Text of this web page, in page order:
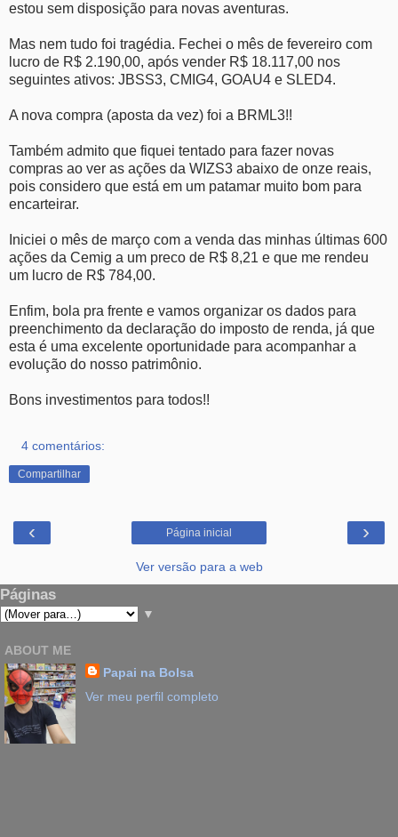
estou sem disposição para novas aventuras.
Mas nem tudo foi tragédia. Fechei o mês de fevereiro com
lucro de R$ 2.190,00, após vender R$ 18.117,00 nos
seguintes ativos: JBSS3, CMIG4, GOAU4 e SLED4.
A nova compra (aposta da vez) foi a BRML3!!
Também admito que fiquei tentado para fazer novas
compras ao ver as ações da WIZS3 abaixo de onze reais,
pois considero que está em um patamar muito bom para
encarteirar.
Iniciei o mês de março com a venda das minhas últimas 600
ações da Cemig a um preco de R$ 8,21 e que me rendeu
um lucro de R$ 784,00.
Enfim, bola pra frente e vamos organizar os dados para
preenchimento da declaração do imposto de renda, já que
esta é uma excelente oportunidade para acompanhar a
evolução do nosso patrimônio.
Bons investimentos para todos!!
4 comentários:
Compartilhar
‹ ›
Página inicial
Ver versão para a web
Páginas
▼
ABOUT ME
Papai na Bolsa
Ver meu perfil completo